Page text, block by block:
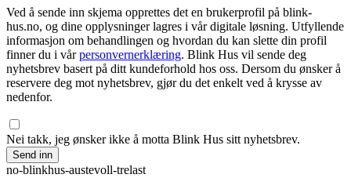
Ved å sende inn skjema opprettes det en brukerprofil på blink-
hus.no, og dine opplysninger lagres i vår digitale løsning. Utfyllende
informasjon om behandlingen og hvordan du kan slette din profil
finner du i vår personvernerklæring. Blink Hus vil sende deg
nyhetsbrev basert på ditt kundeforhold hos oss. Dersom du ønsker å
reservere deg mot nyhetsbrev, gjør du det enkelt ved å krysse av
nedenfor.
Nei takk, jeg ønsker ikke å motta Blink Hus sitt nyhetsbrev.
Send inn
no-blinkhus-austevoll-trelast